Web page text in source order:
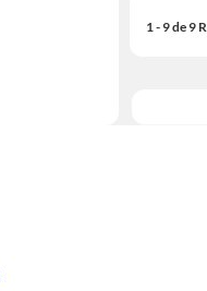
1 - 9 de 9